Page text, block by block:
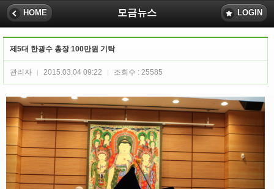
HOME 모금뉴스 LOGIN
제5대 한광수 총장 100만원 기탁
관리자 2015.03.04 09:22 조회수 : 25585